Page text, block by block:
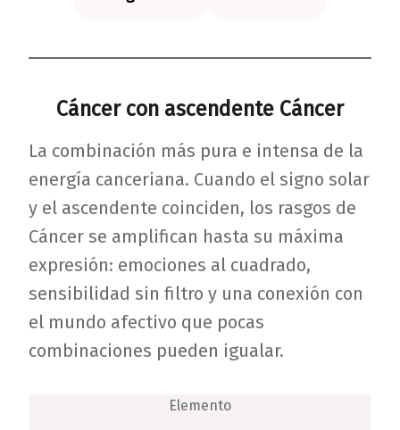
Cáncer con ascendente Cáncer
La combinación más pura e intensa de la
energía canceriana. Cuando el signo solar
y el ascendente coinciden, los rasgos de
Cáncer se amplifican hasta su máxima
expresión: emociones al cuadrado,
sensibilidad sin filtro y una conexión con
el mundo afectivo que pocas
combinaciones pueden igualar.
Elemento